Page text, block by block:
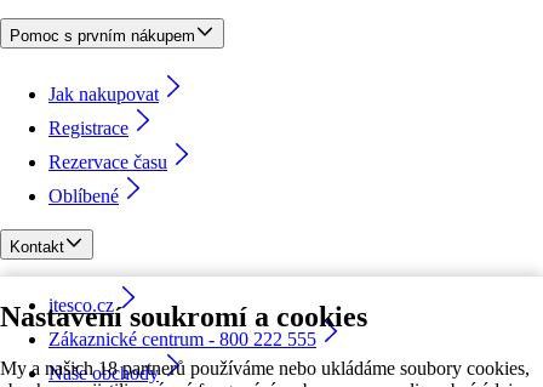
Nastavení soukromí a cookies
My a našich 18 partnerů používáme nebo ukládáme soubory cookies,
Pomoc s prvním nákupem
Jak nakupovat
Registrace
Rezervace času
Oblíbené
Kontakt
itesco.cz
Zákaznické centrum - 800 222 555
Naše obchody